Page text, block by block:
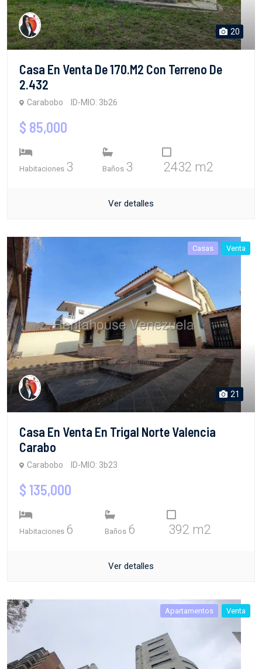
20
Casa En Venta De 170.m2 Con Terreno De
2.432
Carabobo ID-MIO: 3b26
$ 85,000
Habitaciones 3 Baños 3 2432 m2
Ver detalles
Casas Venta
21
Casa En Venta En Trigal Norte Valencia
Carabo
Carabobo ID-MIO: 3b23
$ 135,000
Habitaciones 6 Baños 6 392 m2
Ver detalles
Apartamentos Venta